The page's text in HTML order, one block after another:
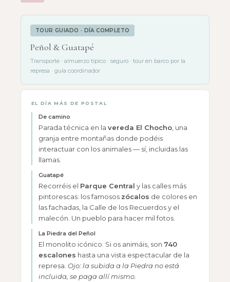
TOUR GUIADO · DÍA COMPLETO
Peñol & Guatapé
Transporte · almuerzo típico · seguro · tour en barco por la
represa · guía coordinador
EL DÍA MÁS DE POSTAL
De camino
Parada técnica en la vereda El Chocho , una
granja entre montañas donde podéis
interactuar con los animales — sí, incluidas las
llamas.
Guatapé
Recorréis el Parque Central y las calles más
pintorescas: los famosos zócalos de colores en
las fachadas, la Calle de los Recuerdos y el
malecón. Un pueblo para hacer mil fotos.
La Piedra del Peñol
El monolito icónico. Si os animáis, son 740
escalones hasta una vista espectacular de la
represa. Ojo: la subida a la Piedra no está
incluida, se paga allí mismo.